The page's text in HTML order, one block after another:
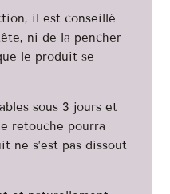
il est conseillé
ni de la pencher
le produit se
sous 3 jours et
retouche pourra
ne s’est pas dissout